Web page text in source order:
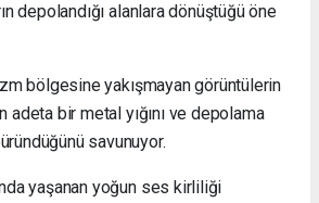
depolandığı alanlara dönüştüğü öne
bölgesine yakışmayan görüntülerin
adeta bir metal yığını ve depolama
savunuyor.
yaşanan yoğun ses kirliliği